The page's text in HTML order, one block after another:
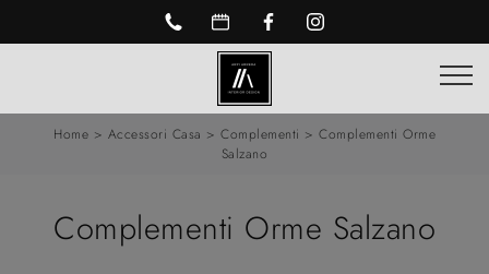
Home > Accessori Casa > Complementi > Complementi Orme
Salzano
Complementi Orme Salzano